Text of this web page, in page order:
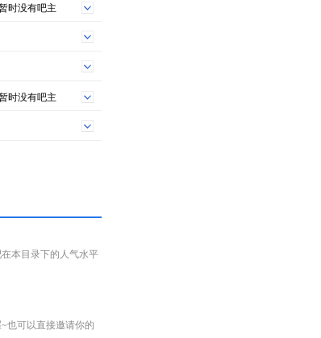
时没有吧主
时没有吧主
本目录下的人气水平
也可以直接邀请你的